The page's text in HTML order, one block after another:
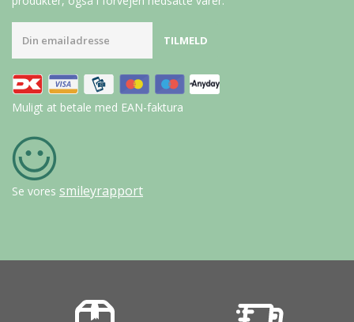
Muligt at betale med EAN-faktura
Se vores smileyrapport